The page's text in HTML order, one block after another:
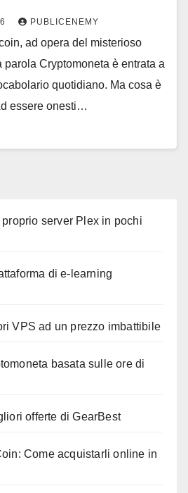
PUBLICENEMY
ad opera del misterioso
parola Cryptomoneta è entrata a
quotidiano. Ma cosa è
essere onesti…
server Plex in pochi
di e-learning
VPS ad un prezzo imbattibile
basata sulle ore di
offerte di GearBest
Come acquistarli online in